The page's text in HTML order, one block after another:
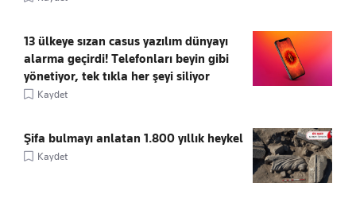
13 ülkeye sızan casus yazılım dünyayı
alarma geçirdi! Telefonları beyin gibi
yönetiyor, tek tıkla her şeyi siliyor
Kaydet
Şifa bulmayı anlatan 1.800 yıllık heykel
Kaydet